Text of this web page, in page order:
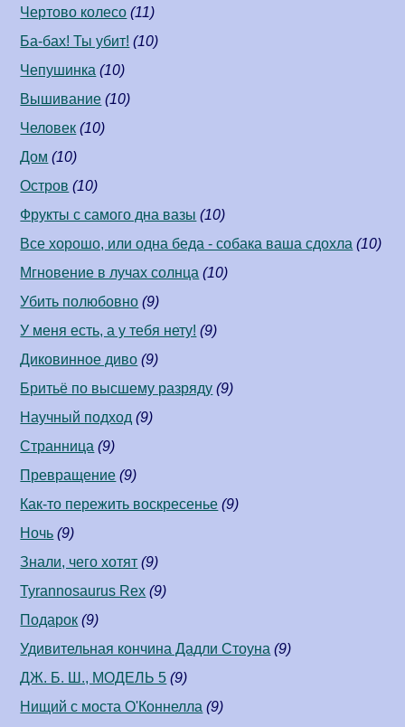
Чертово колесо (11)
Ба-бах! Ты убит! (10)
Чепушинка (10)
Вышивание (10)
Человек (10)
Дом (10)
Остров (10)
Фрукты с самого дна вазы (10)
Все хорошо, или одна беда - собака ваша сдохла (10)
Мгновение в лучах солнца (10)
Убить полюбовно (9)
У меня есть, а у тебя нету! (9)
Диковинное диво (9)
Бритьё по высшему разряду (9)
Научный подход (9)
Странница (9)
Превращение (9)
Как-то пережить воскресенье (9)
Ночь (9)
Знали, чего хотят (9)
Tyrannosaurus Rex (9)
Подарок (9)
Удивительная кончина Дадли Стоуна (9)
ДЖ. Б. Ш., МОДЕЛЬ 5 (9)
Нищий с моста О'Коннелла (9)